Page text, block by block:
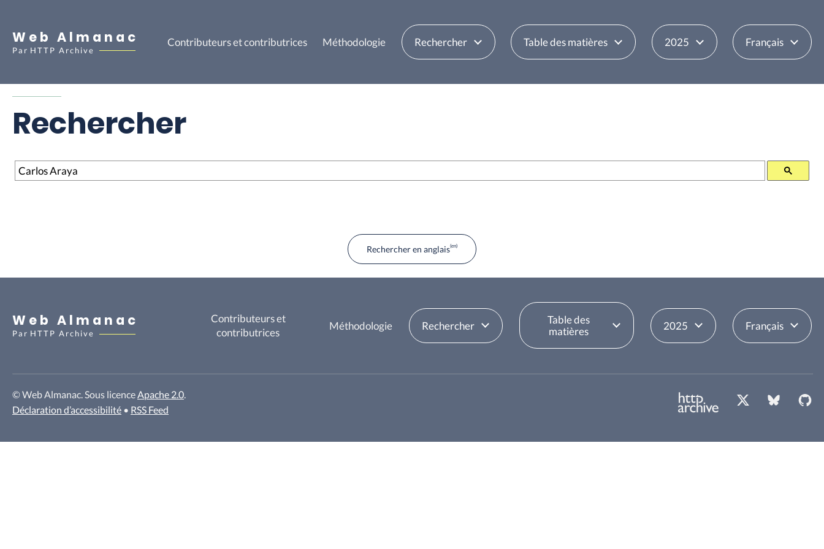
Web Almanac
Par HTTP Archive
Contributeurs et contributrices Méthodologie Rechercher Table des matières 2025 Français
Rechercher
Rechercher
Rechercher en anglais
Web Almanac
Par HTTP Archive
Contributeurs et
contributrices
Méthodologie Rechercher
Table des
matières
2025 Français
© Web Almanac. Sous licenceApache 2.0.
Déclaration d’accessibilité • RSS Feed